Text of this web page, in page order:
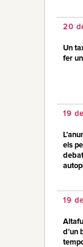
20
Un
fer
19
els
19
d’un